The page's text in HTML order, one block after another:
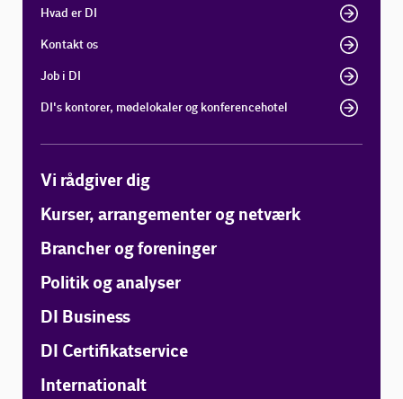
Hvad er DI
Kontakt os
Job i DI
DI's kontorer, mødelokaler og konferencehotel
Vi rådgiver dig
Kurser, arrangementer og netværk
Brancher og foreninger
Politik og analyser
DI Business
DI Certifikatservice
Internationalt